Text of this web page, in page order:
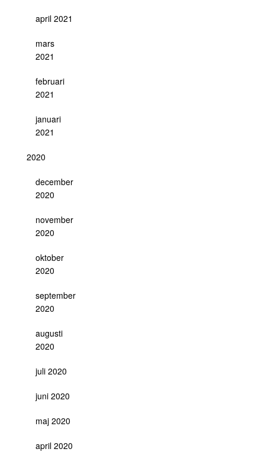
april 2021
mars
2021
februari
2021
januari
2021
2020
december
2020
november
2020
oktober
2020
september
2020
augusti
2020
juli 2020
juni 2020
maj 2020
april 2020